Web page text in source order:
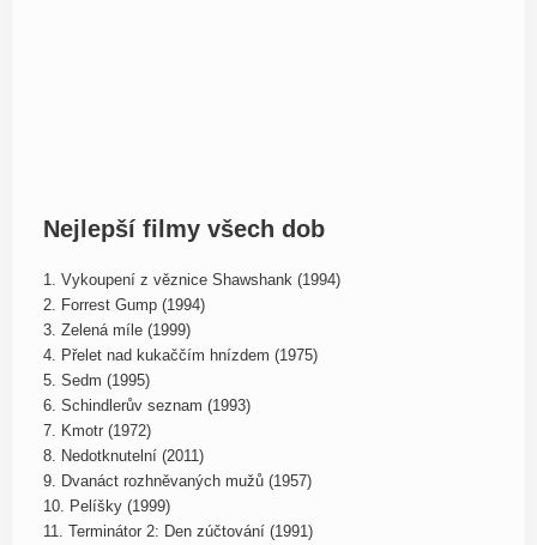
Nejlepší filmy všech dob
1. Vykoupení z věznice Shawshank (1994)
2. Forrest Gump (1994)
3. Zelená míle (1999)
4. Přelet nad kukaččím hnízdem (1975)
5. Sedm (1995)
6. Schindlerův seznam (1993)
7. Kmotr (1972)
8. Nedotknutelní (2011)
9. Dvanáct rozhněvaných mužů (1957)
10. Pelíšky (1999)
11. Terminátor 2: Den zúčtování (1991)